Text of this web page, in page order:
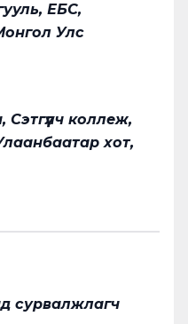
ЕБС,
Улс
коллеж,
хот,
сурвалжлагч